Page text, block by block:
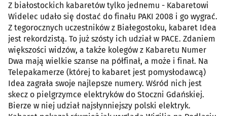
Z białostockich kabaretów tylko jednemu - Kabaretowi
Widelec udało się dostać do finału PAKI 2008 i go wygrać.
Z tegorocznych uczestników z Białegostoku, kabaret Idea
jest rekordzistą. To już szósty ich udział w PACE. Zdaniem
większości widzów, a także kolegów z Kabaretu Numer
Dwa mają wielkie szanse na półfinał, a może i finał. Na
Telepakamerze (której to kabaret jest pomysłodawcą)
Idea zagrała swoje najlepsze numery. Wśród nich jest
skecz o pielgrzymce elektryków do Stoczni Gdańskiej.
Bierze w niej udział najsłynniejszy polski elektryk.